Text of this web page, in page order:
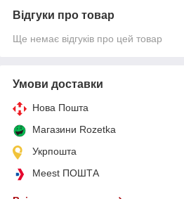
Відгуки про товар
Ще немає відгуків про цей товар
Умови доставки
Нова Пошта
Магазини Rozetka
Укрпошта
Meest ПОШТА